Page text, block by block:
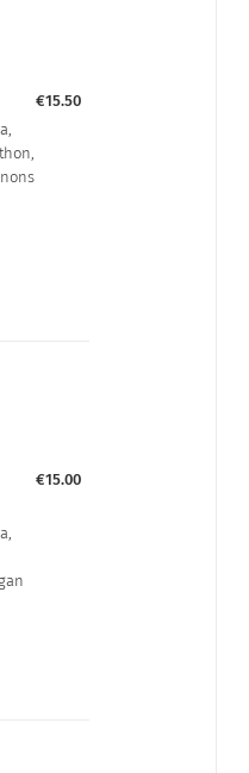
€15.50
€15.00